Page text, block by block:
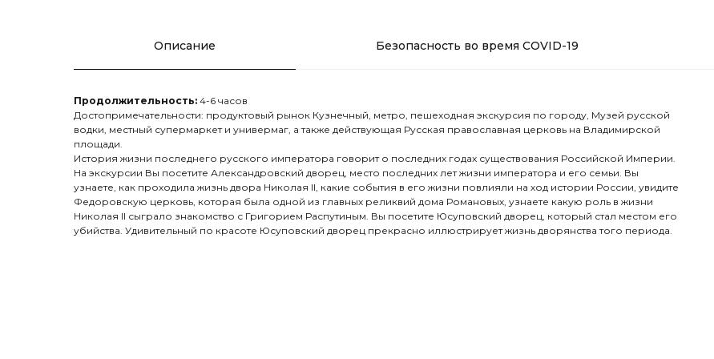
Описание Безопасность во время COVID-19
Продолжительность: 4-6 часов
Достопримечательности: продуктовый рынок Кузнечный, метро, пешеходная экскурсия по городу, Музей русской
водки, местный супермаркет и универмаг, а также действующая Русская православная церковь на Владимирской
площади.
История жизни последнего русского императора говорит о последних годах существования Российской Империи.
На экскурсии Вы посетите Александровский дворец, место последних лет жизни императора и его семьи. Вы
узнаете, как проходила жизнь двора Николая II, какие события в его жизни повлияли на ход истории России, увидите
Федоровскую церковь, которая была одной из главных реликвий дома Романовых, узнаете какую роль в жизни
Николая II сыграло знакомство с Григорием Распутиным. Вы посетите Юсуповский дворец, который стал местом его
убийства. Удивительный по красоте Юсуповский дворец прекрасно иллюстрирует жизнь дворянства того периода.